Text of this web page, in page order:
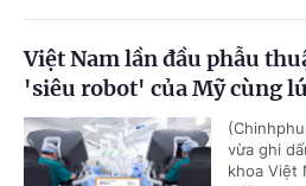
Việt Nam lần đầu phẫu
'siêu robot' của Mỹ cùng
vừa ghi
khoa Việt